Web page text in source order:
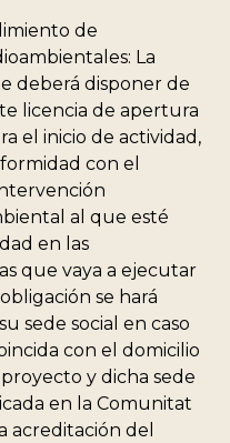
de
La
deberá disponer de
licencia de apertura
el inicio de actividad,
con el
al que esté
en las
que vaya a ejecutar
se hará
sede social en caso
con el domicilio
y dicha sede
en la Comunitat
acreditación del